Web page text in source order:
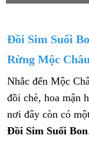
Đồi Sim Suối
Rừng Mộc Châu
Nhắc đến Mộc
đồi chè, hoa mận
nơi đây còn có
Đồi Sim Suối Bon